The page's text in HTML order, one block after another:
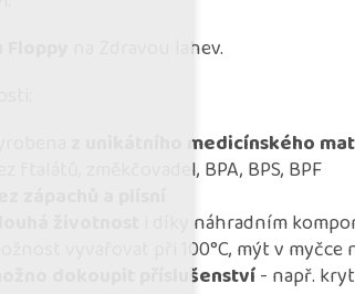
na Zdravou lahev.
z unikátního medicínského
bez ftalátů, změkčovadel, BPA, BPS, BPF
i díky náhradním
možnost vyvařovat při 100°C, mýt v
možno dokoupit příslušenství- např.